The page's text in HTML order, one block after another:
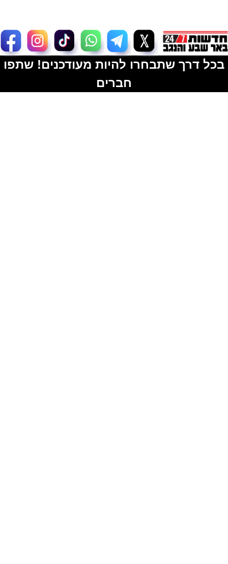
בכל דרך שתבחרו להיות מעודכנים! שתפו
חברים